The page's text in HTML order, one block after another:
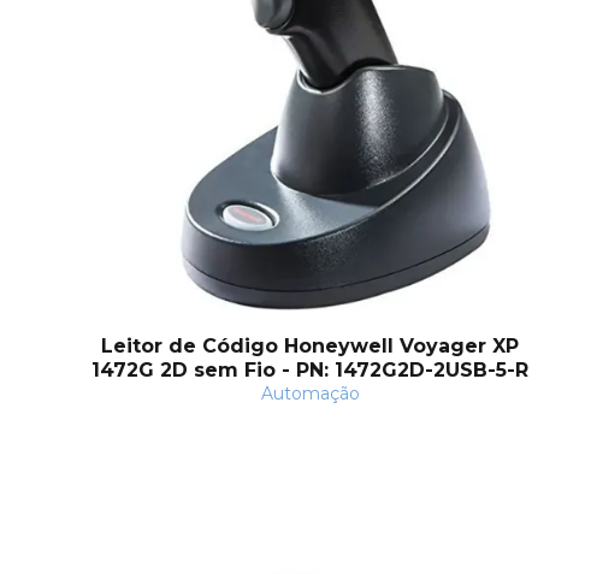
Leitor de Código Honeywell Voyager XP
1472G 2D sem Fio - PN: 1472G2D-2USB-5-R
Automação